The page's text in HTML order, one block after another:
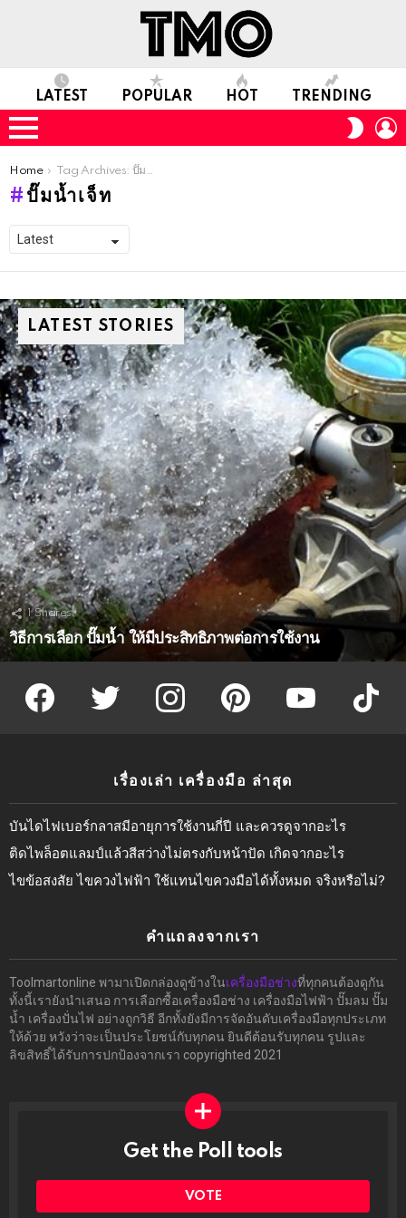
LATEST POPULAR HOT TRENDING
Menu
SKIN
You are here:
Home Tag Archives: ปั๊มน้ำเจ็ท
ปั๊มน้ำเจ็ท
LATEST STORIES
1 Shares
วิธีการเลือก ปั๊มน้ำ ให้มีประสิทธิภาพต่อการใช้งาน
facebook twitter instagram pinterest youtube tiktok
เรื่องเล่า เครื่องมือ ล่าสุด
บันไดไฟเบอร์กลาสมีอายุการใช้งานกี่ปี และควรดูจากอะไร
ติดไพล็อตแลมป์แล้วสีสว่างไม่ตรงกับหน้าปัด เกิดจากอะไร
ไขข้อสงสัย ไขควงไฟฟ้า ใช้แทนไขควงมือได้ทั้งหมด จริงหรือไม่?
คำแถลงจากเรา
Toolmartonline พามาเปิดกล่องดูข้างในเครื่องมือช่างที่ทุกคนต้องดูกัน
ทั้งนี้เรายังนำเสนอ การเลือกซื้อเครื่องมือช่าง เครื่องมือไฟฟ้า ปั๊มลม ปั๊ม
น้ำ เครื่องปั่นไฟ อย่างถูกวิธี อีกทั้งยังมีการจัดอันดับเครื่องมือทุกประเภท
ให้ด้วย หวังว่าจะเป็นประโยชน์กับทุกคน ยินดีต้อนรับทุกคน รูปและ
ลิขสิทธิ์ได้รับการปกป้องจากเรา copyrighted 2021
โพล
ได้ที่
Get the Poll tools
VOTE